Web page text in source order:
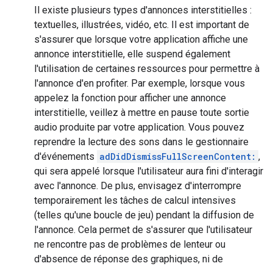
Il existe plusieurs types d'annonces interstitielles :
textuelles, illustrées, vidéo, etc. Il est important de
s'assurer que lorsque votre application affiche une
annonce interstitielle, elle suspend également
l'utilisation de certaines ressources pour permettre à
l'annonce d'en profiter. Par exemple, lorsque vous
appelez la fonction pour afficher une annonce
interstitielle, veillez à mettre en pause toute sortie
audio produite par votre application. Vous pouvez
reprendre la lecture des sons dans le gestionnaire
d'événements adDidDismissFullScreenContent: ,
qui sera appelé lorsque l'utilisateur aura fini d'interagir
avec l'annonce. De plus, envisagez d'interrompre
temporairement les tâches de calcul intensives
(telles qu'une boucle de jeu) pendant la diffusion de
l'annonce. Cela permet de s'assurer que l'utilisateur
ne rencontre pas de problèmes de lenteur ou
d'absence de réponse des graphiques, ni de